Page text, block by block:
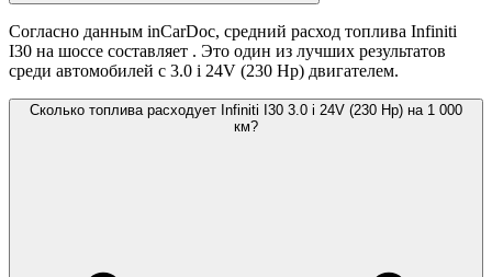
Согласно данным inCarDoc, средний расход топлива Infiniti
I30 на шоссе составляет . Это один из лучших результатов
среди автомобилей с 3.0 i 24V (230 Hp) двигателем.
Сколько топлива расходует Infiniti I30 3.0 i 24V (230 Hp) на 1 000
км?